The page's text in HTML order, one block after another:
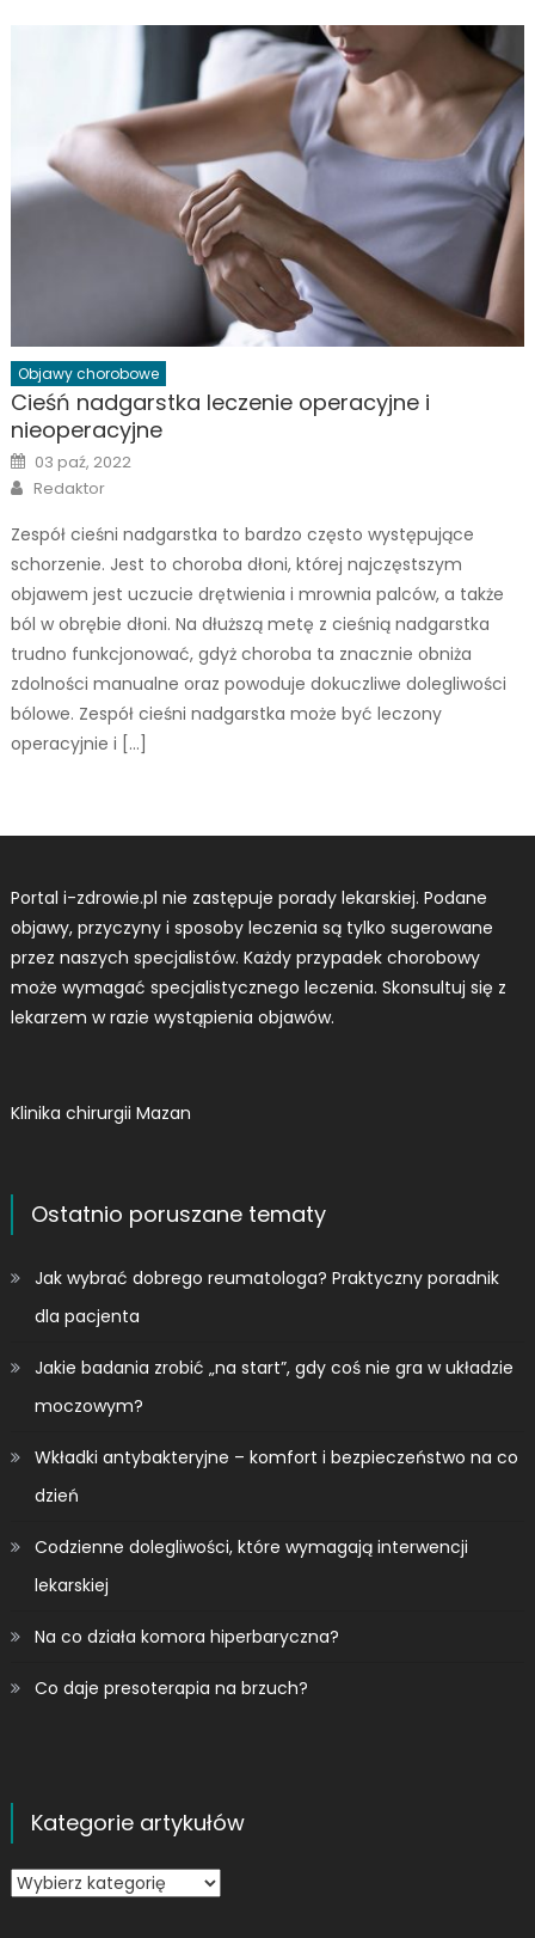
Objawy chorobowe
Cieśń nadgarstka leczenie operacyjne i
nieoperacyjne
Posted
on
03 paź, 2022
Author
Redaktor
Zespół cieśni nadgarstka to bardzo często występujące
schorzenie. Jest to choroba dłoni, której najczęstszym
objawem jest uczucie drętwienia i mrownia palców, a także
ból w obrębie dłoni. Na dłuższą metę z cieśnią nadgarstka
trudno funkcjonować, gdyż choroba ta znacznie obniża
zdolności manualne oraz powoduje dokuczliwe dolegliwości
bólowe. Zespół cieśni nadgarstka może być leczony
operacyjnie i […]
Portal i-zdrowie.pl nie zastępuje porady lekarskiej. Podane
objawy, przyczyny i sposoby leczenia są tylko sugerowane
przez naszych specjalistów. Każdy przypadek chorobowy
może wymagać specjalistycznego leczenia. Skonsultuj się z
lekarzem w razie wystąpienia objawów.
Klinika chirurgii Mazan
Ostatnio poruszane tematy
Jak wybrać dobrego reumatologa? Praktyczny poradnik
dla pacjenta
Jakie badania zrobić „na start”, gdy coś nie gra w układzie
moczowym?
Wkładki antybakteryjne – komfort i bezpieczeństwo na co
dzień
Codzienne dolegliwości, które wymagają interwencji
lekarskiej
Na co działa komora hiperbaryczna?
Co daje presoterapia na brzuch?
Kategorie artykułów
Kategorie